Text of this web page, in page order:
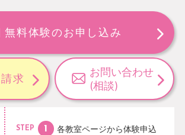
無料体験のお申し込み
求
お問い合わせ
(相談)
STEP 各教室ページから体験申込